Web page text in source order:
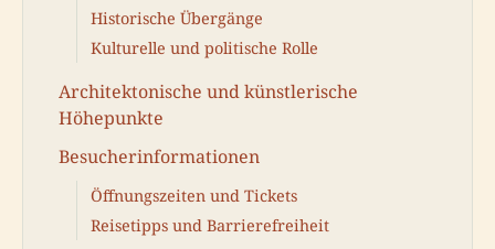
Historische Übergänge
Kulturelle und politische Rolle
Architektonische und künstlerische
Höhepunkte
Besucherinformationen
Öffnungszeiten und Tickets
Reisetipps und Barrierefreiheit